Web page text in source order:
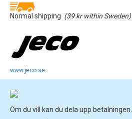
Normal shipping (39 kr within Sweden)
www.jeco.se
Om du vill kan du dela upp betalningen.